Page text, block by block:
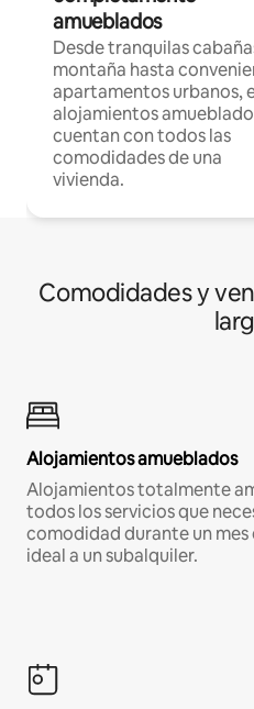
amueblados
Desde tranquilas
montaña hasta
apartamentos urbanos,
alojamientos
cuentan con todos las
comodidades de una
vivienda.
Comodidades y
Alojamientos amueblados
Alojamientos totalmente
todos los servicios que
comodidad durante un mes
ideal a un subalquiler.